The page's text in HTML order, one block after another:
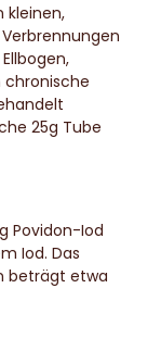
kleinen,
chronische
25g Tube
Povidon-Iod
Iod. Das
beträgt etwa